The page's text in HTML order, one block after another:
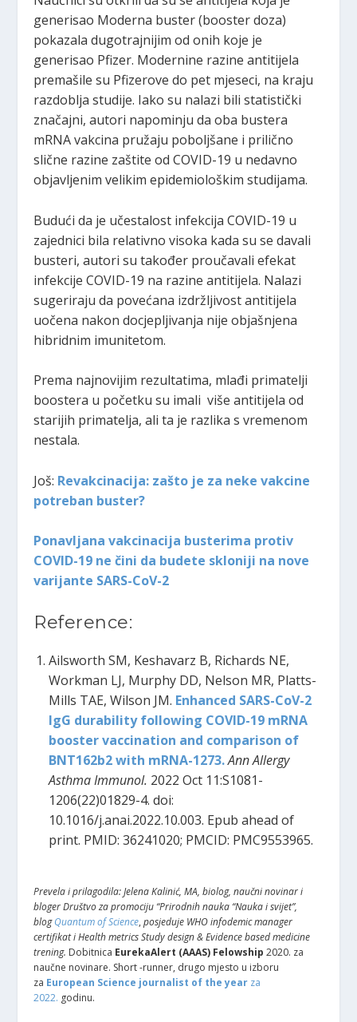
generisao Moderna buster (booster doza)
pokazala dugotrajnijim od onih koje je
generisao Pfizer. Modernine razine antitijela
premašile su Pfizerove do pet mjeseci, na kraju
razdoblja studije. Iako su nalazi bili statistički
značajni, autori napominju da oba bustera
mRNA vakcina pružaju poboljšane i prilično
slične razine zaštite od COVID-19 u nedavno
objavljenim velikim epidemiološkim studijama.
Budući da je učestalost infekcija COVID-19 u
zajednici bila relativno visoka kada su se davali
busteri, autori su također proučavali efekat
infekcije COVID-19 na razine antitijela. Nalazi
sugeriraju da povećana izdržljivost antitijela
uočena nakon docjepljivanja nije objašnjena
hibridnim imunitetom.
Prema najnovijim rezultatima, mlađi primatelji
boostera u početku su imali više antitijela od
starijih primatelja, ali ta je razlika s vremenom
nestala.
Još: Revakcinacija: zašto je za neke vakcine
potreban buster?
Ponavljana vakcinacija busterima protiv
COVID-19 ne čini da budete skloniji na nove
varijante SARS-CoV-2
Reference:
Ailsworth SM, Keshavarz B, Richards NE,
Workman LJ, Murphy DD, Nelson MR, Platts-
Mills TAE, Wilson JM. Enhanced SARS-CoV-2
IgG durability following COVID-19 mRNA
booster vaccination and comparison of
BNT162b2 with mRNA-1273.Ann Allergy
Asthma Immunol. 2022 Oct 11:S1081-
1206(22)01829-4. doi:
10.1016/j.anai.2022.10.003. Epub ahead of
print. PMID: 36241020; PMCID: PMC9553965.
Prevela i prilagodila: Jelena Kalinić, MA, biolog, naučni novinar i
bloger Društvo za promociju “Prirodnih nauka “Nauka i svijet”,
blogQuantum of Science,posjeduje WHO infodemic manager
certifikat i Health metrics Study design & Evidence based medicine
trening. Dobitnica EurekaAlert (AAAS) Felowship 2020. za
naučne novinare. Short -runner, drugo mjesto u izboru
za European Science journalist of the year za
2022. godinu.